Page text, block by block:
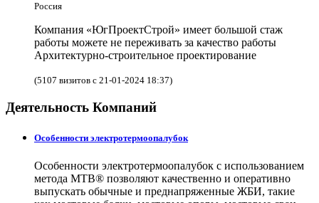
Россия
Компания «ЮгПроектСтрой» имеет большой стаж
работы можете не переживать за качество работы
Архитектурно-строительное проектирование
(5107 визитов с 21-01-2024 18:37)
Деятельность Компаний
Особенности электротермоопалубок
Особенности электротермоопалубок с использованием
метода МТВ® позволяют качественно и оперативно
выпускать обычные и преднапряженные ЖБИ, такие